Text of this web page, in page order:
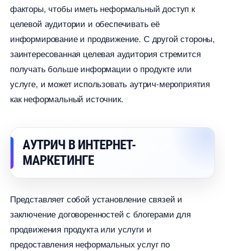
факторы, чтобы иметь неформальный доступ к
целевой аудитории и обеспечивать её
информирование и продвижение. С другой стороны,
заинтересованная целевая аудитория стремится
получать больше информации о продукте или
услуге, и может использовать аутрич-мероприятия
как неформальный источник.
АУТРИЧ В ИНТЕРНЕТ-
МАРКЕТИНГЕ
Представляет собой установление связей и
заключение договоренностей с блогерами для
продвижения продукта или услуги и
предоставления неформальных услуг по